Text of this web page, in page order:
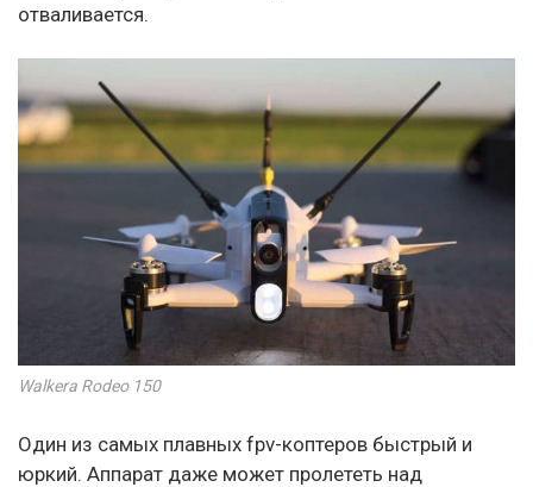
отваливается.
Walkera Rodeo 150
Один из самых плавных fpv-коптеров быстрый и
юркий. Аппарат даже может пролететь над